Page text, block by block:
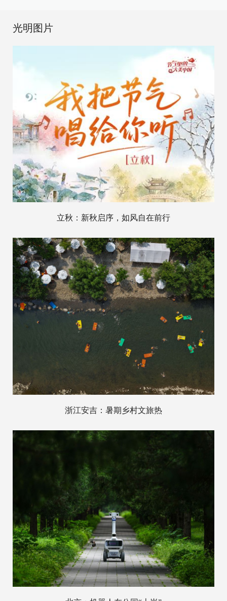
光明图片
立秋：新秋启序，如风自在前行
浙江安吉：暑期乡村文旅热